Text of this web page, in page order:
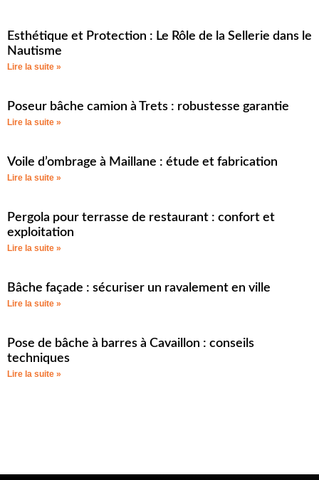
Esthétique et Protection : Le Rôle de la Sellerie dans le
Nautisme
Lire la suite »
Poseur bâche camion à Trets : robustesse garantie
Lire la suite »
Voile d’ombrage à Maillane : étude et fabrication
Lire la suite »
Pergola pour terrasse de restaurant : confort et
exploitation
Lire la suite »
Bâche façade : sécuriser un ravalement en ville
Lire la suite »
Pose de bâche à barres à Cavaillon : conseils
techniques
Lire la suite »